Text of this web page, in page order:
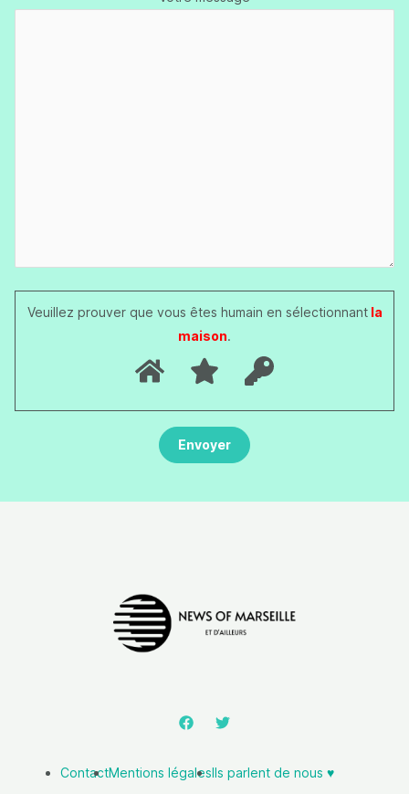
Veuillez prouver que vous êtes humain en sélectionnantla
maison.
ContactMentions légalesIls parlent de nous ♥️